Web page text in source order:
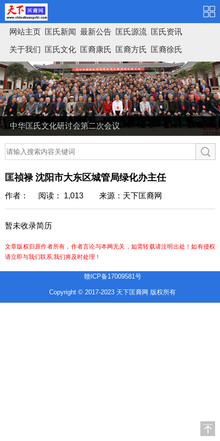
网站主页 匡氏新闻 最新公告 匡氏源流 匡氏资讯
关于我们 匡氏文化 匡裔康氏 匡裔方氏 匡裔徐氏
匡氏家谱
中华匡氏文化研讨会第二次会议
匡祯禄 沈阳市大东区城管局绿化办主任
作者： 阅读： 1,013 来源：天下匡裔网
暂未收录简历
文章版权归原作者所有，作者言论与本网无关，如需转载请注明出处！如有侵权
请立即与我们联系,我们将及时处理！
赣ICP备17009581号
Copyright © 2017-2023 天下匡裔网 版权所有